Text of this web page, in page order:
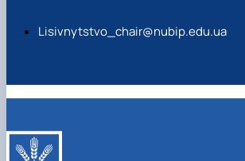
Lisivnytstvo_chair@nubip.edu.ua